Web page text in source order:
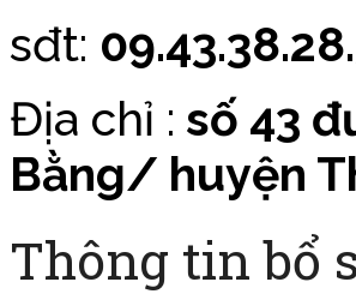
sđt:
Địa chỉ : số 43
Bằng/ huyện
Thông tin bổ